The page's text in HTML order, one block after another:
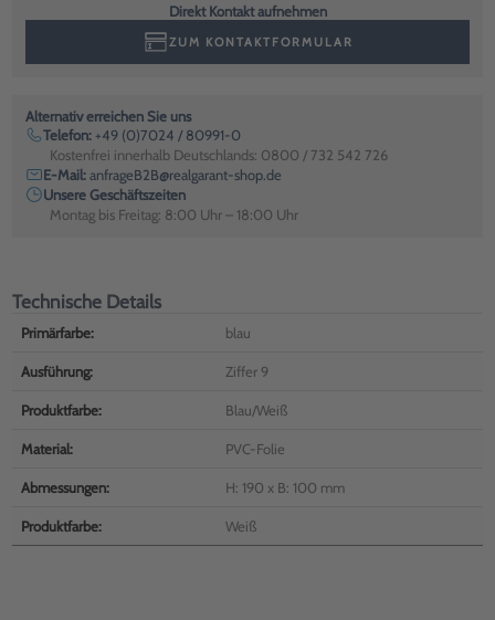
Direkt Kontakt aufnehmen
ZUM KONTAKTFORMULAR
Alternativ erreichen Sie uns
Telefon: +49 (0)7024 / 80991-0
Kostenfrei innerhalb Deutschlands: 0800 / 732 542 726
E-Mail:anfrageB2B@realgarant-shop.de
Unsere Geschäftszeiten
Montag bis Freitag: 8:00 Uhr – 18:00 Uhr
Technische Details
Primärfarbe: blau
Ausführung: Ziffer 9
Produktfarbe: Blau/Weiß
Material: PVC-Folie
Abmessungen: H: 190 x B: 100 mm
Produktfarbe: Weiß